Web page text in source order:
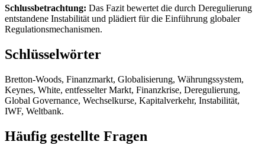
Schlussbetrachtung: Das Fazit bewertet die durch Deregulierung
entstandene Instabilität und plädiert für die Einführung globaler
Regulationsmechanismen.
Schlüsselwörter
Bretton-Woods, Finanzmarkt, Globalisierung, Währungssystem,
Keynes, White, entfesselter Markt, Finanzkrise, Deregulierung,
Global Governance, Wechselkurse, Kapitalverkehr, Instabilität,
IWF, Weltbank.
Häufig gestellte Fragen